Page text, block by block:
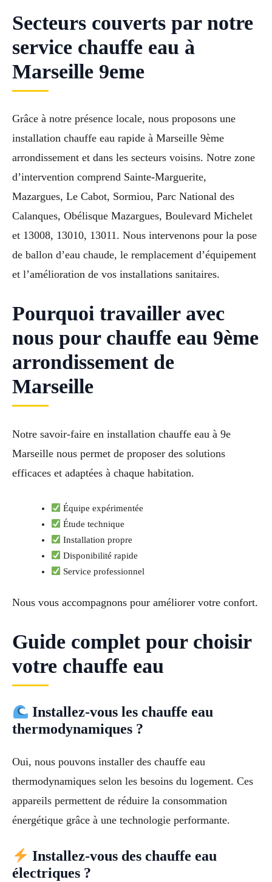
Secteurs couverts par notre
service chauffe eau à
Marseille 9eme
Grâce à notre présence locale, nous proposons une
installation chauffe eau rapide à Marseille 9ème
arrondissement et dans les secteurs voisins. Notre zone
d’intervention comprend Sainte-Marguerite,
Mazargues, Le Cabot, Sormiou, Parc National des
Calanques, Obélisque Mazargues, Boulevard Michelet
et 13008, 13010, 13011. Nous intervenons pour la pose
de ballon d’eau chaude, le remplacement d’équipement
et l’amélioration de vos installations sanitaires.
Pourquoi travailler avec
nous pour chauffe eau 9ème
arrondissement de
Marseille
Notre savoir-faire en installation chauffe eau à 9e
Marseille nous permet de proposer des solutions
efficaces et adaptées à chaque habitation.
Équipe expérimentée
Étude technique
Installation propre
Disponibilité rapide
Service professionnel
Nous vous accompagnons pour améliorer votre confort.
Guide complet pour choisir
votre chauffe eau
Installez-vous les chauffe eau
thermodynamiques ?
Oui, nous pouvons installer des chauffe eau
thermodynamiques selon les besoins du logement. Ces
appareils permettent de réduire la consommation
énergétique grâce à une technologie performante.
Installez-vous des chauffe eau
électriques ?